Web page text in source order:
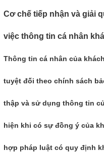
Cơ chế tiếp nhận và giải
việc thông tin cá nhân
Thông tin cá nhân của
tuyệt đối theo chính sách
thập và sử dụng thông tin
hiện khi có sự đồng ý của
hợp pháp luật có quy định